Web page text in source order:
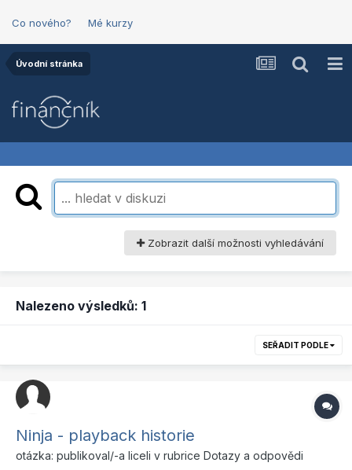
Co nového? Mé kurzy
Úvodní stránka
Zobrazit další možnosti vyhledávání
Nalezeno výsledků: 1
SEŘADIT PODLE
Ninja - playback historie
otázka: publikoval/-a liceli v rubrice Dotazy a odpovědi